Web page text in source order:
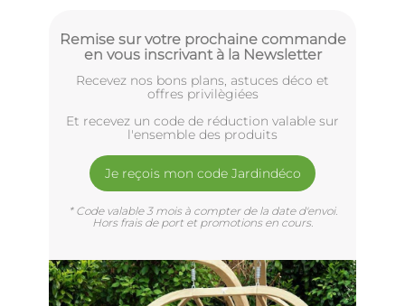
Remise sur votre prochaine commande
en vous inscrivant à la Newsletter
Recevez nos bons plans, astuces déco et
offres privilègiées
Et recevez un code de réduction valable sur
l'ensemble des produits
Je reçois mon code Jardindéco
* Code valable 3 mois à compter de la date d'envoi.
Hors frais de port et promotions en cours.